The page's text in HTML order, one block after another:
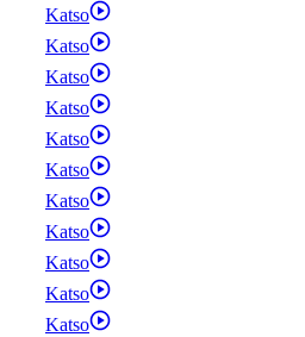
Katso
Katso
Katso
Katso
Katso
Katso
Katso
Katso
Katso
Katso
Katso